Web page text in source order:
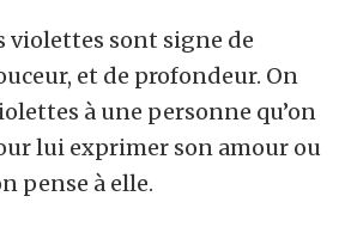
violettes sont signe de
et de profondeur. On
à une personne qu’on
lui exprimer son amour ou
pense à elle.